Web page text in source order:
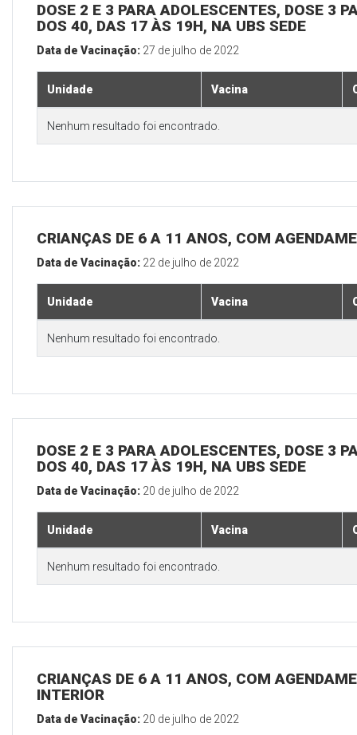
DOSE 2 E 3 PARA ADOLESCENTES, DOSE 3
DOS 40, DAS 17 ÀS 19H, NA UBS SEDE
Data de Vacinação: 27 de julho de 2022
Unidade Vacina
Nenhum resultado foi encontrado.
CRIANÇAS DE 6 A 11 ANOS, COM
Data de Vacinação: 22 de julho de 2022
Unidade Vacina
Nenhum resultado foi encontrado.
DOSE 2 E 3 PARA ADOLESCENTES, DOSE 3
DOS 40, DAS 17 ÀS 19H, NA UBS SEDE
Data de Vacinação: 20 de julho de 2022
Unidade Vacina
Nenhum resultado foi encontrado.
CRIANÇAS DE 6 A 11 ANOS, COM
INTERIOR
Data de Vacinação: 20 de julho de 2022